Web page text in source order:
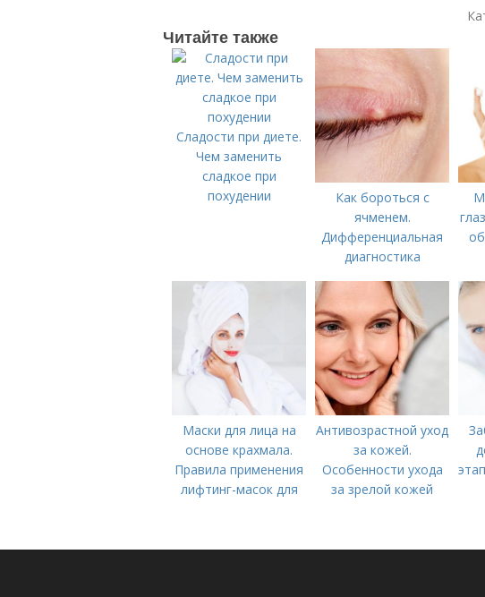
Читайте также
Сладости при диете.
Чем заменить
сладкое при
похудении
Как бороться с
ячменем.
Дифференциальная
диагностика
Маски для лица на
основе крахмала.
Правила применения
лифтинг-масок для
Антивозрастной уход
за кожей.
Особенности ухода
за зрелой кожей